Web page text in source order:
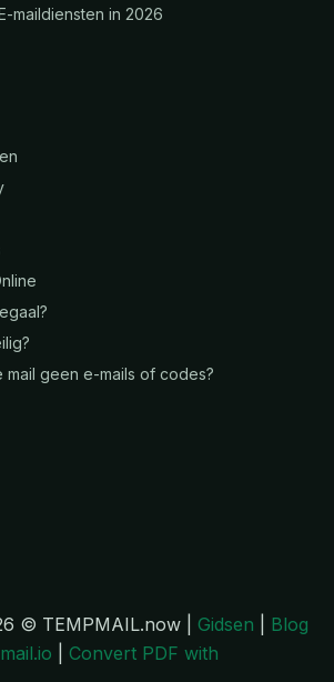
maildiensten in 2026
mail geen e-mails of codes?
© TEMPMAIL.now | Gidsen
Blog
Convert PDF with